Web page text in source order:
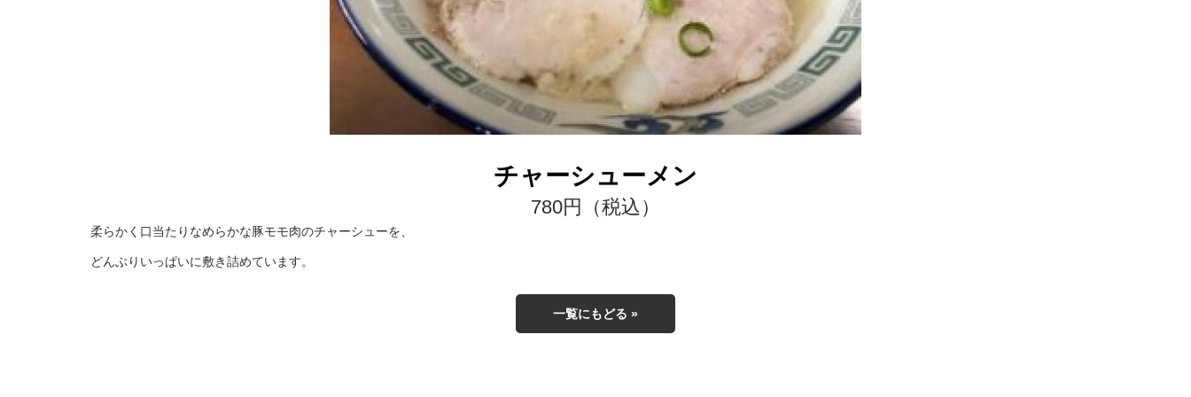
チャーシューメン
780円（税込）
柔らかく口当たりなめらかな豚モモ肉のチャーシューを、
どんぶりいっぱいに敷き詰めています。
一覧にもどる »